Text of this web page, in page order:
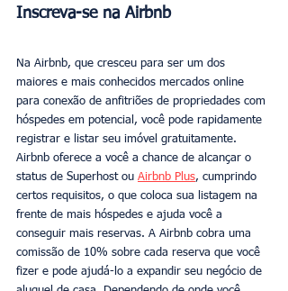
Inscreva-se na Airbnb
Na Airbnb, que cresceu para ser um dos
maiores e mais conhecidos mercados online
para conexão de anfitriões de propriedades com
hóspedes em potencial, você pode rapidamente
registrar e listar seu imóvel gratuitamente.
Airbnb oferece a você a chance de alcançar o
status de Superhost ou Airbnb Plus, cumprindo
certos requisitos, o que coloca sua listagem na
frente de mais hóspedes e ajuda você a
conseguir mais reservas. A Airbnb cobra uma
comissão de 10% sobre cada reserva que você
fizer e pode ajudá-lo a expandir seu negócio de